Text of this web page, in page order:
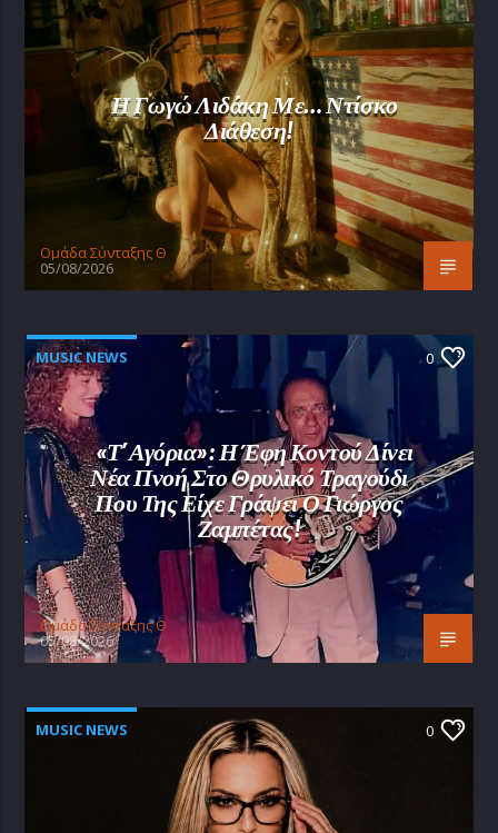
Η Γωγώ Λιδάκη Με… Ντίσκο
Διάθεση!
Oμάδα Σύνταξης Θ
05/08/2026
MUSIC NEWS 0
«Τ’ Αγόρια»: Η Έφη Κοντού Δίνει
Νέα Πνοή Στο Θρυλικό Τραγούδι
Που Της Είχε Γράψει Ο Γιώργος
Ζαμπέτας!
Oμάδα Σύνταξης Θ
05/08/2026
MUSIC NEWS 0